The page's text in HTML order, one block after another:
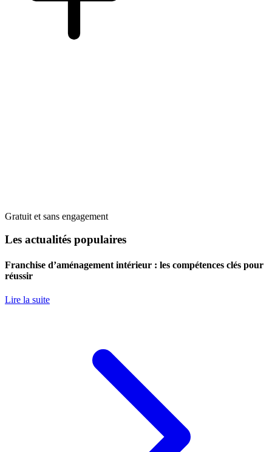
Gratuit et sans engagement
Les actualités populaires
Franchise d’aménagement intérieur : les compétences clés pour
réussir
Lire la suite